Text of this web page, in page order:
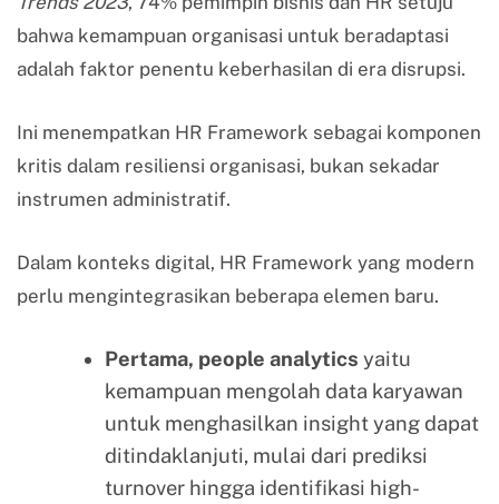
bahwa kemampuan organisasi untuk beradaptasi
adalah faktor penentu keberhasilan di era disrupsi.
Ini menempatkan HR Framework sebagai komponen
kritis dalam resiliensi organisasi, bukan sekadar
instrumen administratif.
Dalam konteks digital, HR Framework yang modern
perlu mengintegrasikan beberapa elemen baru.
Pertama, people analytics yaitu
kemampuan mengolah data karyawan
untuk menghasilkan insight yang dapat
ditindaklanjuti, mulai dari prediksi
turnover hingga identifikasi high-